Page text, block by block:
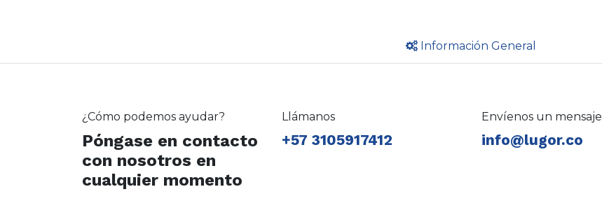
Información General
¿Cómo podemos ayudar?
Póngase en contacto
con nosotros en
cualquier momento
Llámanos
+57 3105917412
Envíenos un mensaje
info@lugor.co